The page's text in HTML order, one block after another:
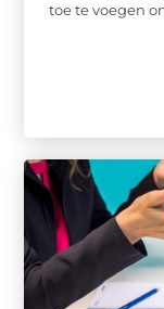
toe te voegen